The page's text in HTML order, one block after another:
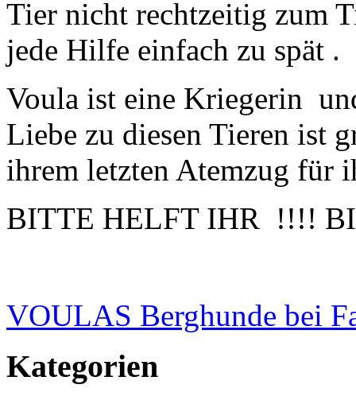
Tier nicht rechtzeitig zum
jede Hilfe einfach zu spät .
Voula ist eine Kriegerin
Liebe zu diesen Tieren ist
ihrem letzten Atemzug für
BITTE HELFT IHR !!!!
VOULAS Berghunde bei
Kategorien